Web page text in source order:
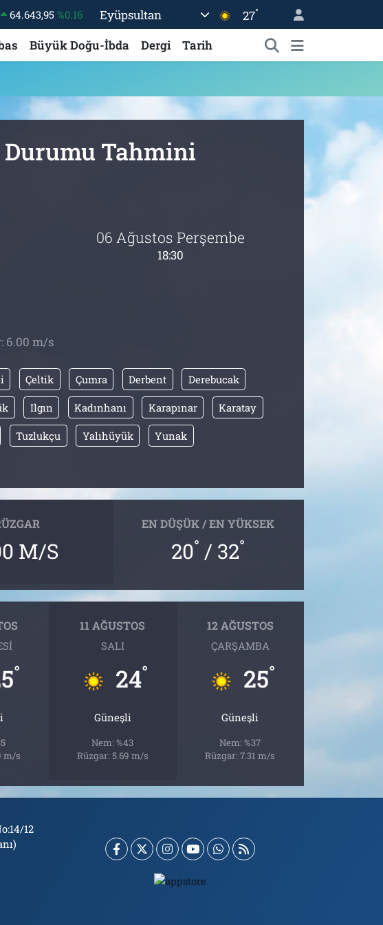
64.643,95 %0.16
47,6006
%0.06
55,0250 %0.02
%0.32
Eyüpsultan 27°
Büyük Doğu-İbda Dergi Tarih
Durumu Tahmini
06 Ağustos Perşembe
18:30
6.00 m/s
Çeltik Çumra Derbent Derebucak
Ilgın Kadınhanı Karapınar Karatay
Tuzlukçu Yalıhüyük Yunak
M/S
EN DÜŞÜK / EN YÜKSEK
20° / 32°
°
m/s
11 AĞUSTOS
SALI
24°
Güneşli
Nem: %43
Rüzgar: 5.69 m/s
12 AĞUSTOS
ÇARŞAMBA
25°
Güneşli
Nem: %37
Rüzgar: 7.31 m/s
12